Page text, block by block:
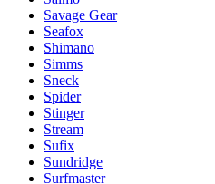
Savage Gear
Seafox
Shimano
Simms
Sneck
Spider
Stinger
Stream
Sufix
Sundridge
Surfmaster